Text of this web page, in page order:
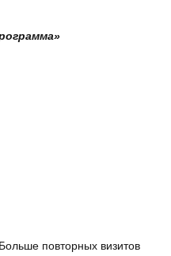
повторных визитов